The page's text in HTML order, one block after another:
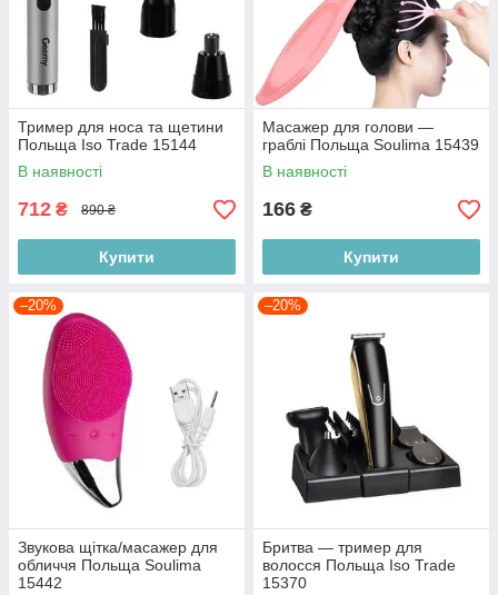
Тример для носа та щетини
Польща Iso Trade 15144
В наявності
712 ₴ 890 ₴
Купити
Масажер для голови —
граблі Польща Soulima 15439
В наявності
166 ₴
Купити
–20%
Звукова щітка/масажер для
обличчя Польща Soulima
15442
–20%
Бритва — тример для
волосся Польща Iso Trade
15370